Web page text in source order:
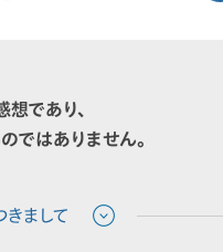
であり、
ではありません。